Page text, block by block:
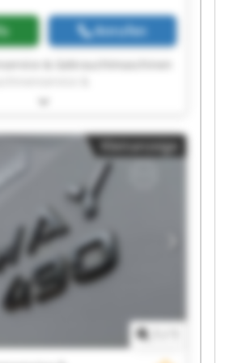
GmbH
Anrufen
GmbH MBM
&
GmbH MBM
& Gebrauchtmaschinen
&
GmbH MBM
& Gebrauchtmaschinen
&
GmbH MBM
& Gebrauchtmaschinen
&
GmbH MBM
& Gebrauchtmaschinen
GmbH MBM
Kleinanzeige